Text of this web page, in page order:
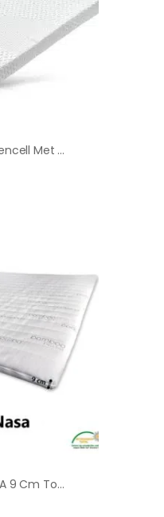
Crown Topper HR 60 Tencell Met Anti-Slip LLQ
BAMBOO Exclusive NASA 9 Cm Topper